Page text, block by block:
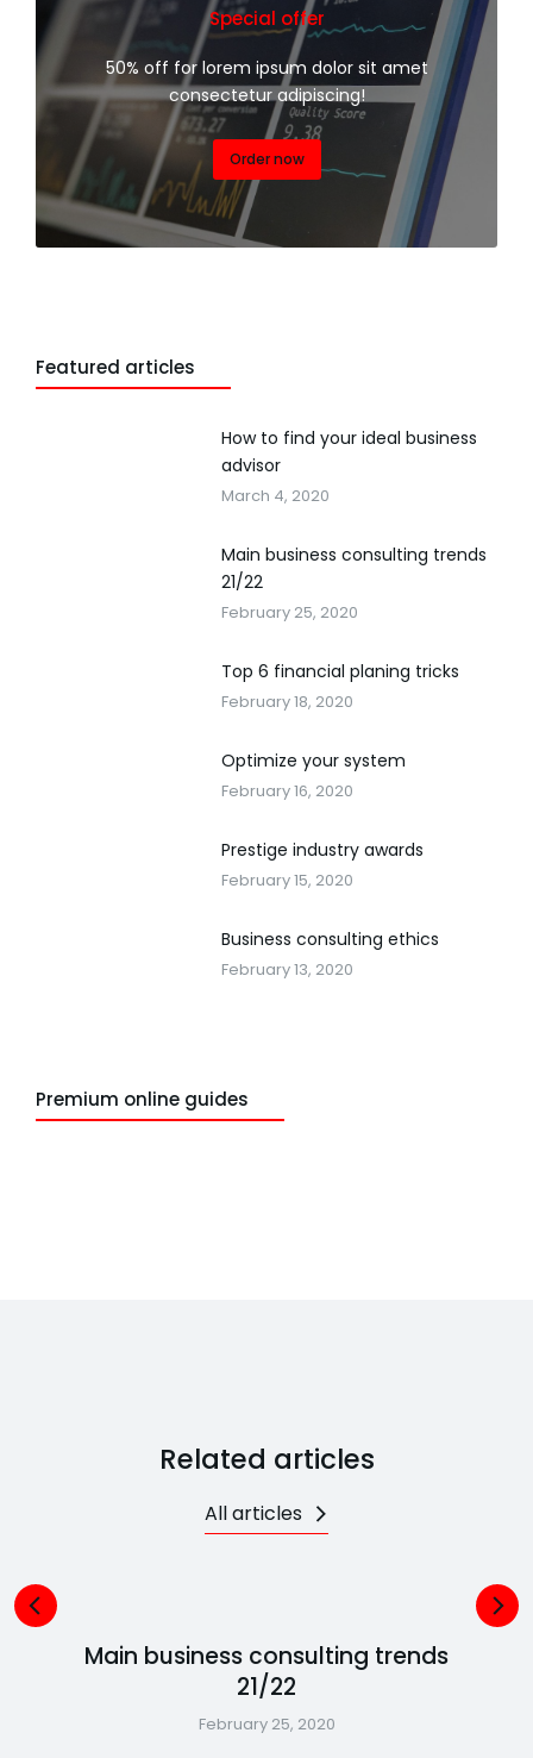
Special offer
50% off for lorem ipsum dolor sit amet
consectetur adipiscing!
Order now
Featured articles
How to find your ideal business
advisor
March 4, 2020
Main business consulting trends
21/22
February 25, 2020
Top 6 financial planing tricks
February 18, 2020
Optimize your system
February 16, 2020
Prestige industry awards
February 15, 2020
Business consulting ethics
February 13, 2020
Premium online guides
Related articles
All articles
Main business consulting trends
21/22
February 25, 2020